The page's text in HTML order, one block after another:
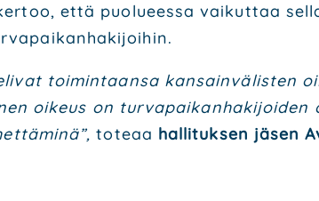
että puo­lu­ees­sa vai­kut­taa
toi­min­taan­sa kan­sain­vä­lis­ten
oikeus on tur­va­pai­kan­ha­ki­joi­den
tote­aa hal­li­tuk­sen jäsen